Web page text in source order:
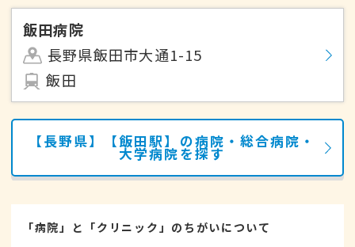
飯田病院
長野県飯田市大通1-15
飯田
【長野県】【飯田駅】の病院・総合病院・
大学病院を探す
「病院」と「クリニック」のちがいについて